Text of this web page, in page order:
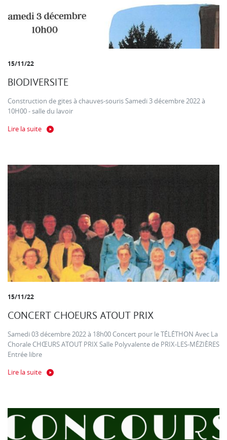
15/11/22
BIODIVERSITE
Construction de gites à chauves-souris Samedi 3 décembre 2022 à
10H00 - salle du lavoir
Lire la suite
15/11/22
CONCERT CHOEURS ATOUT PRIX
Samedi 03 décembre 2022 à 18h00 Concert pour le TÉLÉTHON Avec La
Chorale CHŒURS ATOUT PRIX Salle Polyvalente de PRIX-LES-MÉZIÈRES
Entrée libre
Lire la suite